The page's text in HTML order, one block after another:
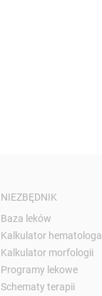
NIEZBĘDNIK
Baza leków
Kalkulator hematologa
Kalkulator morfologii
Programy lekowe
Schematy terapii